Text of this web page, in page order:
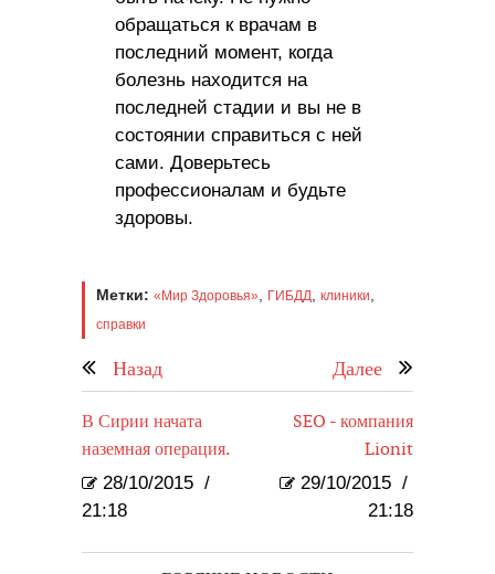
обращаться к врачам в
последний момент, когда
болезнь находится на
последней стадии и вы не в
состоянии справиться с ней
сами. Доверьтесь
профессионалам и будьте
здоровы.
Метки: «Мир Здоровья», ГИБДД, клиники,
справки
Назад Далее
В Сирии начата
наземная операция.
28/10/2015 /
21:18
SEO - компания
Lionit
29/10/2015 /
21:18